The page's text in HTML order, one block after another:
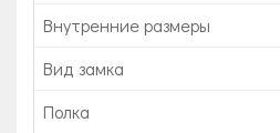
Внутренние размеры
Вид замка
Полка